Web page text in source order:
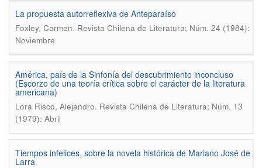
La propuesta autorreflexiva de Anteparaíso
Foxley, Carmen. Revista Chilena de Literatura; Núm. 24 (1984):
Noviembre
América, país de la Sinfonía del descubrimiento inconcluso
(Escorzo de una teoría crítica sobre el carácter de la literatura
americana)
Lora Risco, Alejandro. Revista Chilena de Literatura; Núm. 13
(1979): Abril
Tiempos infelices, sobre la novela histórica de Mariano José de
Larra